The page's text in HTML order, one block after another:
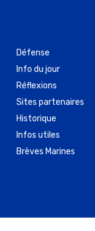
Défense
Info du jour
Réflexions
Sites partenaires
Historique
Infos utiles
Brèves Marines